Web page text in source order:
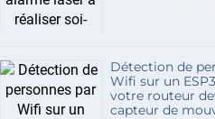
Détection de
Wifi sur un
votre routeur
capteur de